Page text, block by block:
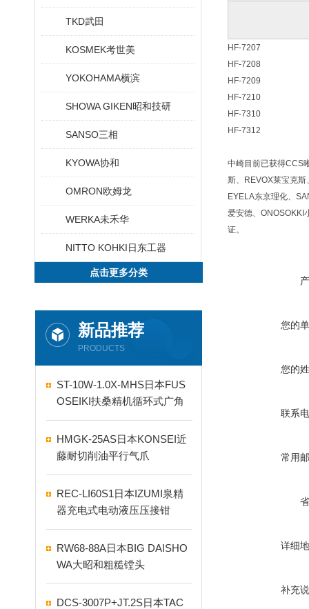
TKD武田
KOSMEK考世美
YOKOHAMA横滨
SHOWA GIKEN昭和技研
SANSO三相
KYOWA协和
OMRON欧姆龙
WERKA未禾华
NITTO KOHKI日东工器
点击更多分类
新品推荐
PRODUCTS
ST-10W-1.0X-MHS日本FUS
OSEIKI扶桑精机循环式广角
自动喷嘴
HMGK-25AS日本KONSEI近
藤耐切削油平行气爪
REC-LI60S1日本IZUMI泉精
器充电式电动液压压接钳
RW68-88A日本BIG DAISHO
WA大昭和粗糙镗头
DCS-3007P+JT.2S日本TAC
HF-7207
HF-7208
HF-7209
HF-7210
HF-7310
HF-7312
中崎目前已获得CCS
斯、REVOX莱宝克斯
EYELA东京理化、
爱安德、ONOSOKKI
证。
您的
您的
联系
常用
详细
补充